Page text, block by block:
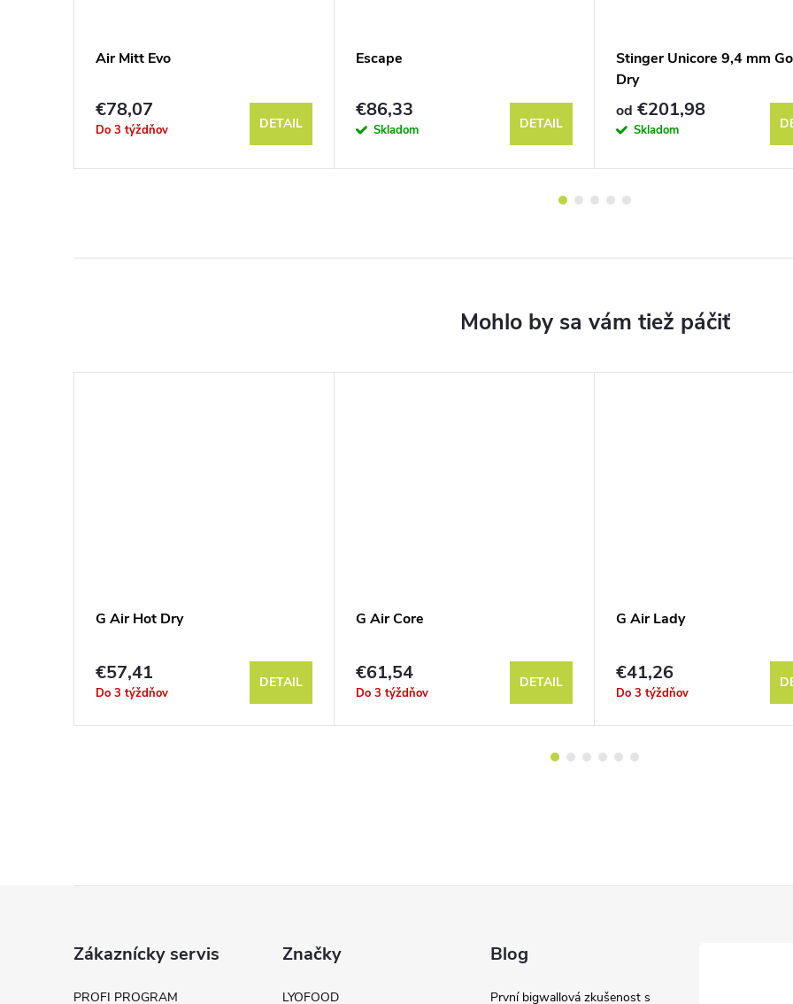
Air Mitt Evo
€78,07
Do 3 týždňov DETAIL
Escape
€86,33
Skladom DETAIL
Stinger Unicore 9,4 mm
Dry
od €201,98
Skladom
G Air Hot Dry
€57,41
Do 3 týždňov
DETAIL
G Air Core
€61,54
Do 3 týždňov
DETAIL
G Air Lady
€41,26
Do 3 týždňov
Zákaznícky servis
PROFI PROGRAM
Značky
LYOFOOD
Blog
První bigwallová zkušenost s